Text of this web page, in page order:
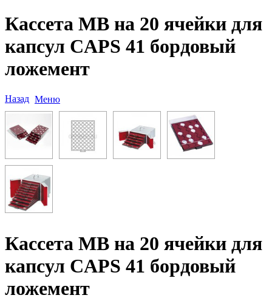
Кассета MB на 20 ячейки для
капсул CAPS 41 бордовый
ложемент
Назад Меню
Кассета MB на 20 ячейки для
капсул CAPS 41 бордовый
ложемент